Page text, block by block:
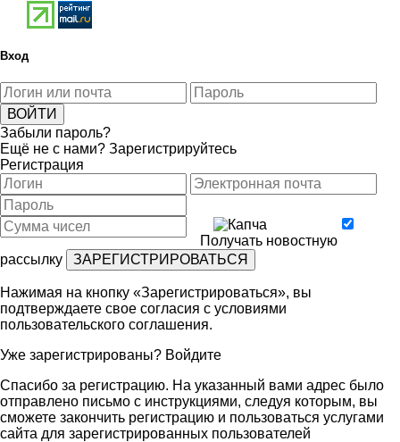
Вход
Забыли пароль?
Ещё не с нами? Зарегистрируйтесь
Регистрация
Получать новостную
рассылку
Нажимая на кнопку «Зарегистрироваться», вы
подтверждаете свое согласия с условиями
пользовательского соглашения.
Уже зарегистрированы? Войдите
Спасибо за регистрацию. На указанный вами адрес было
отправлено письмо с инструкциями, следуя которым, вы
сможете закончить регистрацию и пользоваться услугами
сайта для зарегистрированных пользователей